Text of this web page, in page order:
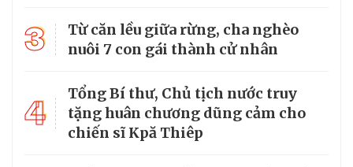
3
Từ căn lều giữa rừng, cha nghèo
nuôi 7 con gái thành cử nhân
4
Tổng Bí thư, Chủ tịch nước truy
tặng huân chương dũng cảm cho
chiến sĩ Kpă Thiêp